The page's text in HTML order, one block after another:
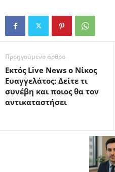
Προηγούμενο άρθρο
Εκτός Live News ο Νίκος
Ευαγγελάτος: Δείτε τι
συνέβη και ποιος θα τον
αντικαταστήσει